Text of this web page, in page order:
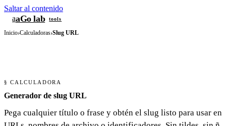
Saltar al contenido
aaGo lab tools
Inicio›Calculadoras›Slug URL
§ CALCULADORA
Generador de slug URL
Pega cualquier título o frase y obtén el slug listo para usar en